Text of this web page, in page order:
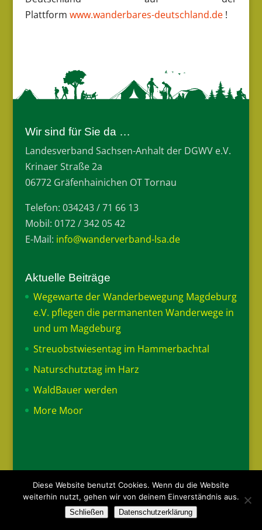
Plattform www.wanderbares-deutschland.de!
Wir sind für Sie da …
Landesverband Sachsen-Anhalt der DGWV e.V.
Krinaer Straße 2a
06772 Gräfenhainichen OT Tornau
Telefon: 034243 / 71 66 13
Mobil: 0172 / 342 05 42
E-Mail: info@wanderverband-lsa.de
Aktuelle Beiträge
Wegewarte der Wanderbewegung Magdeburg
e.V. pflegen die permanenten Wanderwege in
und um Magdeburg
Streuobstwiesentag im Hammerbachtal
Naturschutztag im Harz
WaldBauer werden
More Moor
IMPRESSUM
DATENSCHUTZ
DOWNLOADS
KONTAKT
Diese Website benutzt Cookies. Wenn du die Website
weiterhin nutzt, gehen wir von deinem Einverständnis aus.
Schließen Datenschutzerklärung